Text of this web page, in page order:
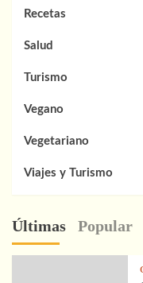
Recetas
Salud
Turismo
Vegano
Vegetariano
Viajes y Turismo
Últimas Popular